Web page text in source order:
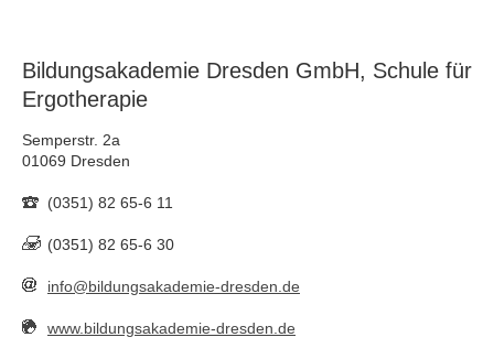
Bildungsakademie Dresden GmbH, Schule für
Ergotherapie
Semperstr. 2a
01069 Dresden
(0351) 82 65-6 11
(0351) 82 65-6 30
info@bildungsakademie-dresden.de
www.bildungsakademie-dresden.de